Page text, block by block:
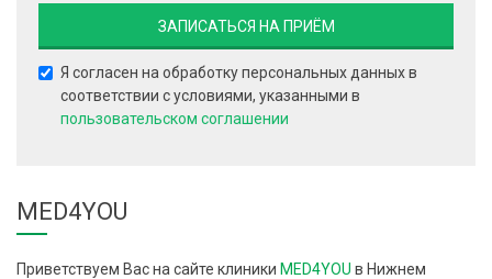
Я согласен на обработку персональных данных в
соответствии с условиями, указанными в
пользовательском соглашении
MED4YOU
Приветствуем Вас на сайте клиники MED4YOU в Нижнем